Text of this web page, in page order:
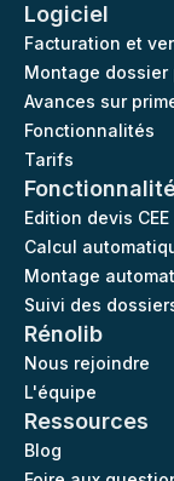
Logiciel
Facturation et
Montage dossier
Avances sur
Fonctionnalités
Tarifs
Edition devis CEE
Calcul
Montage
Suivi des
Rénolib
Nous rejoindre
L'équipe
Ressources
Blog